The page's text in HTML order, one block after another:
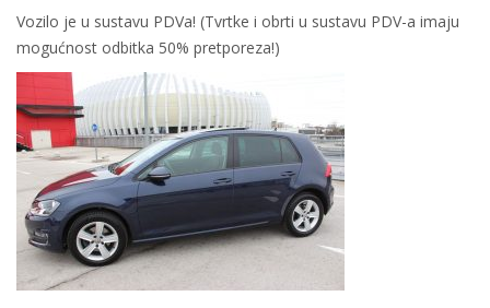
Vozilo je u sustavu PDVa! (Tvrtke i obrti u sustavu PDV-a imaju
mogućnost odbitka 50% pretporeza!)